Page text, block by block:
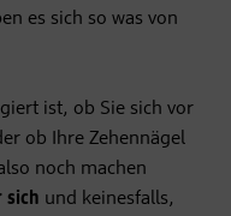
es sich so was von
ist, ob Sie sich vor
ob Ihre Zehennägel
noch machen
sich und keinesfalls,